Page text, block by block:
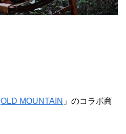
OLD MOUNTAIN 」のコラボ商